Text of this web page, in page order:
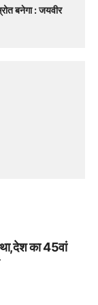
बनेगा : जयवीर
का 45वां